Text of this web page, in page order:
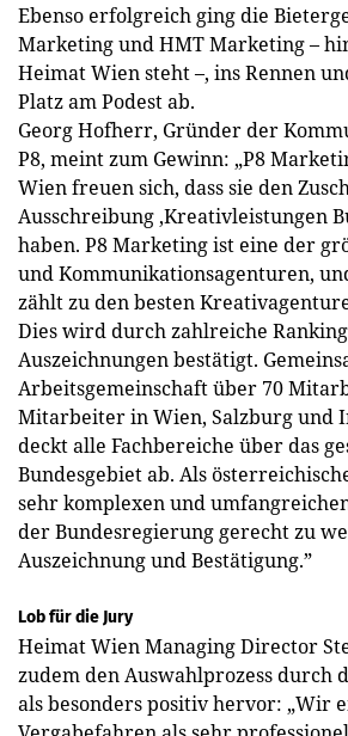
Ebenso erfolgreich ging die
Marketing und HMT Marketing –
Heimat Wien steht –, ins Rennen
Platz am Podest ab.
Georg Hofherr, Gründer der
P8, meint zum Gewinn: „P8
Wien freuen sich, dass sie den
Ausschreibung ‚Kreativleistungen
haben. P8 Marketing ist eine der
und Kommunikationsagenturen,
zählt zu den besten
Dies wird durch zahlreiche
Auszeichnungen bestätigt.
Arbeitsgemeinschaft über 70
Mitarbeiter in Wien, Salzburg und
deckt alle Fachbereiche über das
Bundesgebiet ab. Als
sehr komplexen und
der Bundesregierung gerecht zu
Auszeichnung und Bestätigung.”
Lob für die Jury
Heimat Wien Managing Director
zudem den Auswahlprozess durch
als besonders positiv hervor: „Wir